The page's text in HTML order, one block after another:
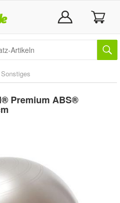
Sonstiges
Premium ABS®